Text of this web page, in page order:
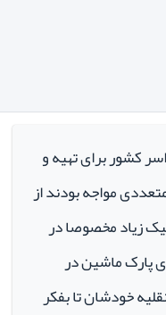
کشور برای تهیه و
مواجه بودند از
زیاد مخصوصا در
پارک ماشین در
خودشان تا بفکر